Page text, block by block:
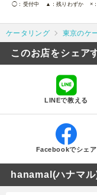
◯ ：受付中 ▲ ：残りわずか ×
ケータリング 東京のケ
このお店をシェア
LINEで教える
Facebookでシェア
hanamal(ハナマ